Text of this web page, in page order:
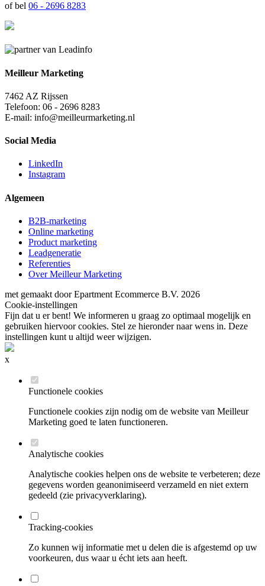
of bel 06 - 2696 8283
Meilleur Marketing
7462 AZ Rijssen
Telefoon: 06 - 2696 8283
E-mail: info@meilleurmarketing.nl
Social Media
LinkedIn
Instagram
Algemeen
B2B-marketing
Online marketing
Product marketing
Leadgeneratie
Referenties
Over Meilleur Marketing
met gemaakt door Epartment Ecommerce B.V. 2026
Cookie-instellingen
Fijn dat u er bent! We informeren u graag zo optimaal mogelijk en
gebruiken hiervoor cookies. Stel ze hieronder naar wens in. Deze
instellingen kunt u altijd weer wijzigen.
x
Functionele cookies
Functionele cookies zijn nodig om de website van Meilleur
Marketing goed te laten functioneren.
Analytische cookies
Analytische cookies helpen ons de website te verbeteren; deze
gegevens worden geanonimiseerd verzameld en niet extern
gedeeld (zie privacyverklaring).
Tracking-cookies
Zo kunnen wij informatie met u delen die is afgestemd op uw
voorkeuren, dus waar u écht iets aan heeft.